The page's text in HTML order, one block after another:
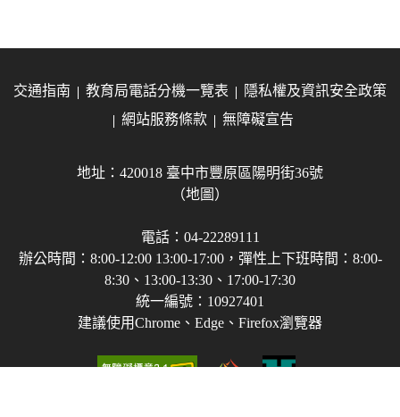
交通指南 教育局電話分機一覽表
隱私權及資訊安全政策
網站服務條款
無障礙宣告
地址：420018 臺中市豐原區陽明街36號
（地圖）
電話：04-22289111
辦公時間：8:00-12:00 13:00-17:00，彈性上下班時間：8:00-
8:30、13:00-13:30、17:00-17:30
統一編號：10927401
建議使用Chrome、Edge、Firefox瀏覽器